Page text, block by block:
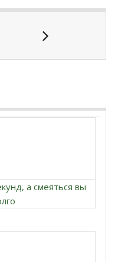
а смеяться вы